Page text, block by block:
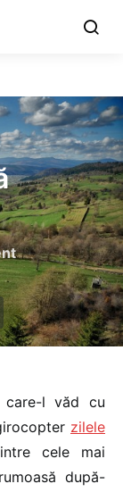
care-l văd cu
zilele
cele mai
după-